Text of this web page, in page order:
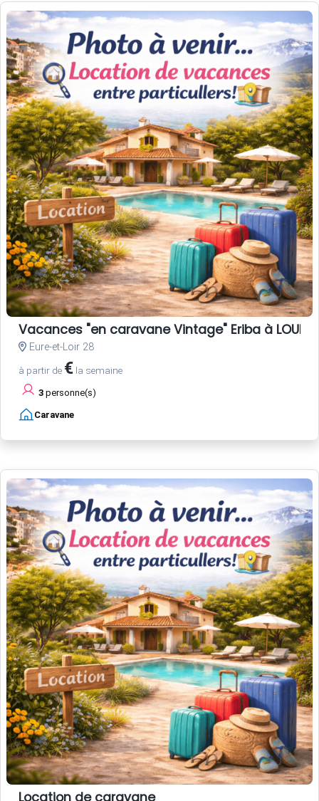
Vacances "en caravane Vintage" Eriba à LOUER,
Eure-et-Loir 28
à partir de € la semaine
3 personne(s)
Caravane
Location de caravane